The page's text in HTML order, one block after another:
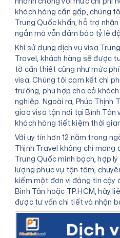
khách hàng cần gấp, chúng
Trung Quốc khẩn, hỗ trợ
ngắn mà vẫn đảm bảo tỷ lệ
Khi sử dụng dịch vụ visa
Travel, khách hàng sẽ được
tờ cần thiết cũng như mức
visa. Chúng tôi cam kết chi
trường, phù hợp cho cả
nghiệp. Ngoài ra, Phúc Thịnh
giao visa tận nơi tại Bình Tân
khách hàng tiết kiệm thời
Với uy tín hơn 12 năm trong
Thịnh Travel không chỉ mang
Trung Quốc minh bạch, hợp
lượng phục vụ tận tâm,
kiếm một đơn vị đáng tin cậy
Bình Tân hoặc TP.HCM, hãy
được tư vấn chi tiết và nhận